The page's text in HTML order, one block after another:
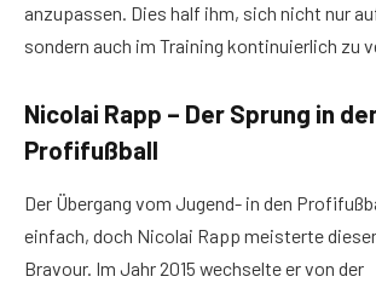
anzupassen. Dies half ihm, sich nicht nur
sondern auch im Training kontinuierlich zu
Nicolai Rapp – Der Sprung in
Profifußball
Der Übergang vom Jugend- in den
einfach, doch Nicolai Rapp meisterte
Bravour. Im Jahr 2015 wechselte er von der